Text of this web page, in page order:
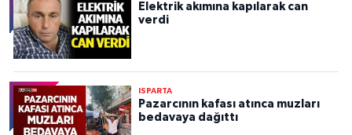
Elektrik akımına kapılarak can
verdi
ISPARTA
Pazarcının kafası atınca muzları
bedavaya dağıttı